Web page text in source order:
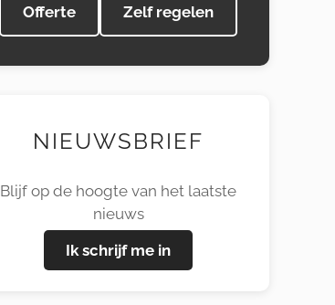
Offerte Zelf regelen
NIEUWSBRIEF
Blijf op de hoogte van het laatste
nieuws
Ik schrijf me in